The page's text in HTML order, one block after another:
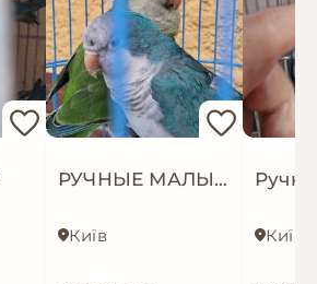
РУЧНЫЕ МАЛЫШИ ПОПУГАЕВ
Київ Київ